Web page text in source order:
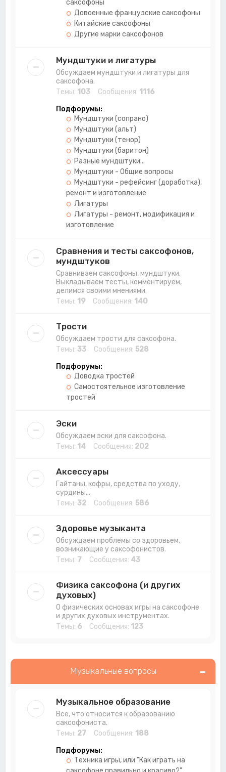
саксофоны
Довоенные французские саксофоны
Китайские саксофоны
Другие марки саксофонов
Мундштуки и лигатуры
Обсуждаем мундштуки и лигатуры для
саксофона.
Темы: 103 Сообщения: 1116
Подфорумы:
Мундштуки (сопрано)
Мундштуки (альт)
Мундштуки (тенор)
Мундштуки (баритон)
Разные мундштуки...
Мундштуки - Общие вопросы
Мундштуки - рефейсинг (доработка),
ремонт и изготовление
Лигатуры
Лигатуры - ремонт, модификация и
изготовление
Сравнения и тесты саксофонов,
мундштуков
Сравниваем саксофоны, мундштуки.
Выкладываем тесты, комментируем,
делимся своими мнениями.
Темы: 19 Сообщения: 140
Трости
Обсуждаем трости для саксофона.
Темы: 33 Сообщения: 528
Подфорумы:
Доводка тростей
Самостоятельное изготовление
тростей
Эски
Обсуждаем эски для саксофона.
Темы: 14 Сообщения: 202
Аксессуары
Гайтаны, кофры, средства по уходу,
сурдины...
Темы: 32 Сообщения: 586
Здоровье музыканта
Обсуждаем проблемы со здоровьем,
возникающие у саксофонистов.
Темы: 7 Сообщения: 43
Физика саксофона (и других
духовых)
О физических основах игры на саксофоне
и других духовых инструментах.
Темы: 6 Сообщения: 123
Музыкальные вопросы
Музыкальное образование
Все, что относится к образованию
саксофониста.
Темы: 27 Сообщения: 188
Подфорумы:
Техника игры, или "Как играть на